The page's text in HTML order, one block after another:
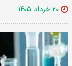
۲۰ خرداد ۱۴۰۵